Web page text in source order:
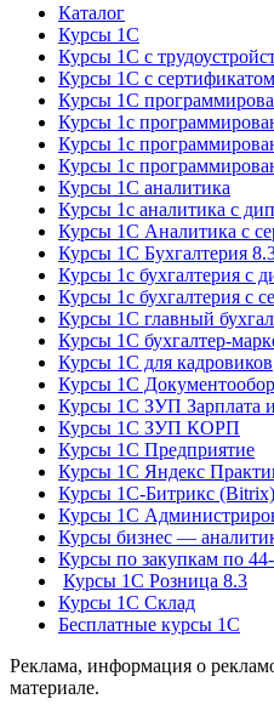
Каталог
Курсы 1С
Курсы 1С с
Курсы 1С с
Курсы 1С
Курсы 1с
Курсы 1с
Курсы 1с
Курсы 1С аналитика
Курсы 1с аналитика с
Курсы 1С Аналитика с
Курсы 1С Бухгалтерия
Курсы 1с бухгалтерия с
Курсы 1с бухгалтерия с
Курсы 1С главный
Курсы 1С бухгалтер-
Курсы 1С для кадровиков
Курсы 1С
Курсы 1С ЗУП Зарплата
Курсы 1С ЗУП КОРП
Курсы 1С Предприятие
Курсы 1С Яндекс
Курсы 1С-Битрикс (Bitrix)
Курсы 1С
Курсы бизнес —
Курсы по закупкам по
Курсы 1С Розница 8.3
Курсы 1С Склад
Бесплатные курсы 1С
Реклама, информация о
материале.